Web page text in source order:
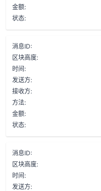
金额:
状态:
消息ID:
区块高度:
时间:
发送方:
接收方:
方法:
金额:
状态:
消息ID:
区块高度:
时间:
发送方: